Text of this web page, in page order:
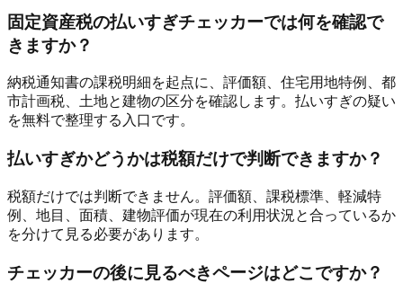
固定資産税の払いすぎチェッカーでは何を確認で
きますか？
納税通知書の課税明細を起点に、評価額、住宅用地特例、都
市計画税、土地と建物の区分を確認します。払いすぎの疑い
を無料で整理する入口です。
払いすぎかどうかは税額だけで判断できますか？
税額だけでは判断できません。評価額、課税標準、軽減特
例、地目、面積、建物評価が現在の利用状況と合っているか
を分けて見る必要があります。
チェッカーの後に見るべきページはどこですか？